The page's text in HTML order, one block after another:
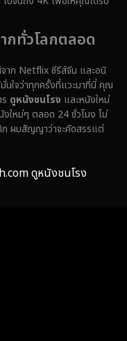
(329)
(14)
กทั่วโลกตลอด
าก Netflix ซีรีส์จีน และอนิ
นใจว่าทุกครั้งที่แวะมาที่นี่ คุณ
ดูหนังชนโรง และหนังใหม่
ใหม่ๆ ตลอด 24 ชั่วโมง ไม่
ก ผมสัญญาว่าจะคัดสรรแต่
ดูหนังชนโรง